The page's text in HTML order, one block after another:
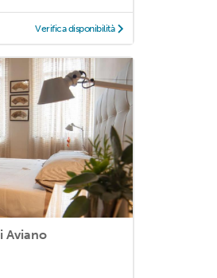
Verifica disponibilità
Aviano